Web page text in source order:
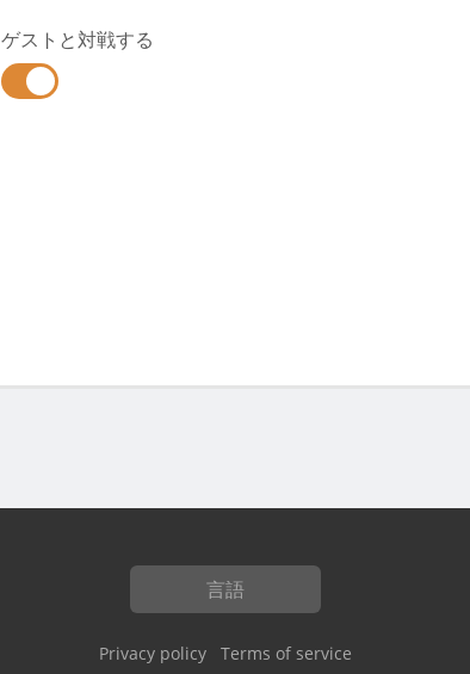
ゲストと対戦する
言語
Privacy policy Terms of service